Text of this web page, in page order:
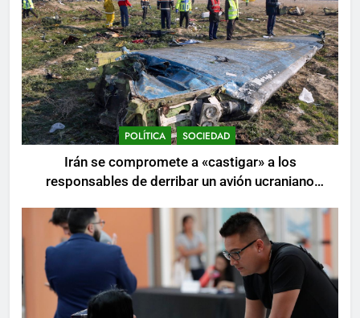
POLÍTICA SOCIEDAD
Irán se compromete a «castigar» a los
responsables de derribar un avión ucraniano